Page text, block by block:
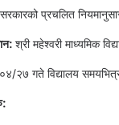
प्रचलित
श्री महेश्वरी माध्यमिक
२७ गते विद्यालय